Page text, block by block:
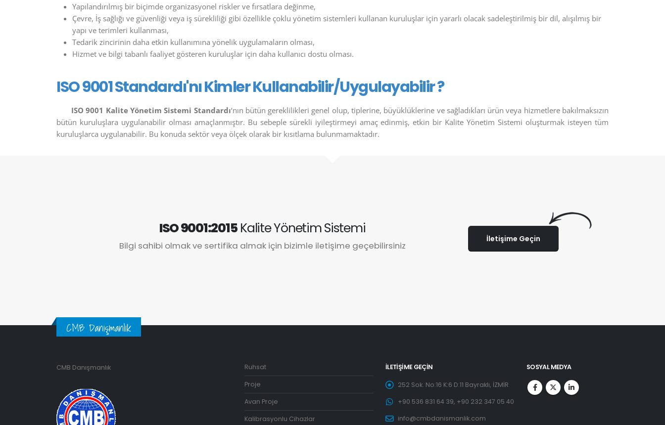
Yapılandırılmış bir biçimde organizasyonel riskler ve fırsatlara değinme,
Çevre, İş sağlığı ve güvenliği veya iş sürekliliği gibi özellikle çoklu yönetim sistemleri kullanan kuruluşlar için yararlı olacak sadeleştirilmiş bir dil, alışılmış bir
yapı ve terimleri kullanması,
Tedarik zincirinin daha etkin kullanımına yönelik uygulamaların olması,
Hizmet ve bilgi tabanlı faaliyet gösteren kuruluşlar için daha kullanıcı dostu olması.
ISO 9001 Standardı'nı Kimler Kullanabilir/Uygulayabilir ?
ISO 9001 Kalite Yönetim Sistemi Standardı‘nın bütün gereklilikleri genel olup, tiplerine, büyüklüklerine ve sağladıkları ürün veya hizmetlere bakılmaksızın
bütün kuruluşlara uygulanabilir olması amaçlanmıştır. Bu sebeple sürekli iyileştirmeyi amaç edinmiş, etkin bir Kalite Yönetim Sistemi oluşturmak isteyen tüm
kuruluşlarca uygulanabilir. Bu konuda sektör veya ölçek olarak bir kısıtlama bulunmamaktadır.
ISO 9001:2015Kalite Yönetim Sistemi
Bilgi sahibi olmak ve sertifika almak için bizimle iletişime geçebilirsiniz
İletişime Geçin
CMB Danışmanlık
CMB Danışmanlık Ruhsat
Proje
Avan Proje
Kalibrasyonlu Cihazlar
İLETIŞIME GEÇIN
252 Sok. No:16 K:6 D:11 Bayraklı, İZMİR
+90 536 831 64 39, +90 232 347 05 40
info@cmbdanismanlik.com
SOSYAL MEDYA